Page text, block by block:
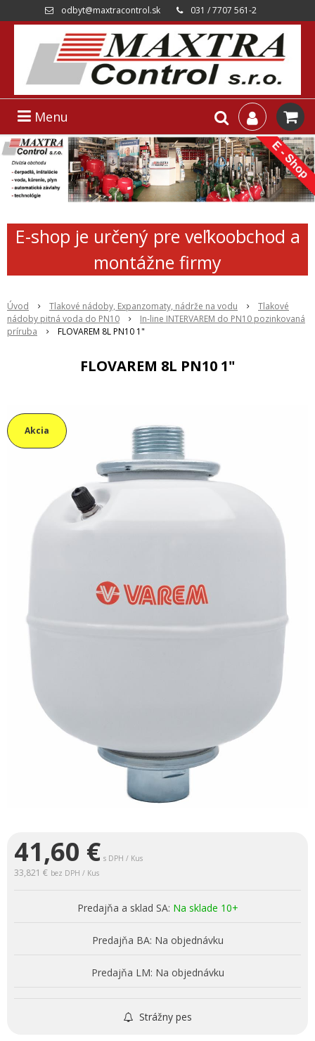
odbyt@maxtracontrol.sk 031 / 7707 561-2
Menu
E-shop je určený pre veľkoobchod a
montážne firmy
Úvod Tlakové nádoby, Expanzomaty, nádrže na vodu
Tlakové
nádoby pitná voda do PN10
In-line INTERVAREM do PN10 pozinkovaná
príruba
FLOVAREM 8L PN10 1"
FLOVAREM 8L PN10 1"
Akcia
41,60 € s DPH / Kus
33,821 € bez DPH / Kus
Predajňa a sklad SA: Na sklade 10+
Predajňa BA: Na objednávku
Predajňa LM: Na objednávku
Strážny pes